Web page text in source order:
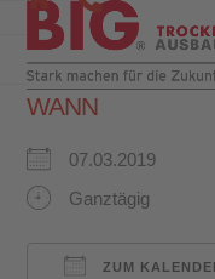
content
Open
mobile
menu
Close
mobile
menu
WANN
07.03.2019
Ganztägig
ZUM